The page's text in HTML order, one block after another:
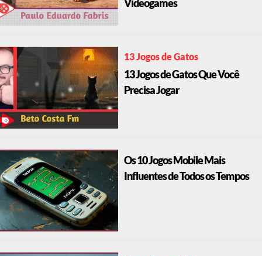
Videogames
13 Jogos de Gatos
13 Jogos de Gatos Que Você
Precisa Jogar
Os 10 Jogos Mobile Mais
Influentes de Todos os Tempos